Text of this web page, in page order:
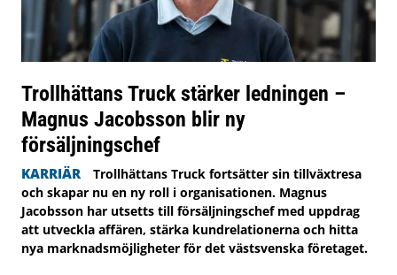
Trollhättans Truck stärker ledningen –
Magnus Jacobsson blir ny
försäljningschef
KARRIÄR
Trollhättans Truck fortsätter sin tillväxtresa
och skapar nu en ny roll i organisationen. Magnus
Jacobsson har utsetts till försäljningschef med uppdrag
att utveckla affären, stärka kundrelationerna och hitta
nya marknadsmöjligheter för det västsvenska företaget.